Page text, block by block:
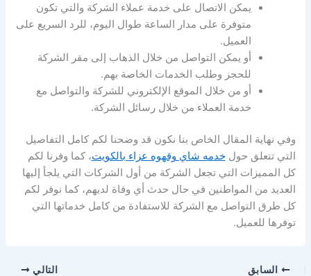
يمكن الاتصال على خدمة عملاء الشركة والتي تكون
متوفرة على مدار الساعة طوال اليوم، للرد السريع على
العميل.
أو يمكن التواصل من خلال الذهاب إلى مقر الشركة
للحجز وطلب الخدمات الخاصة بهم.
أو من خلال الموقع الإلكتروني للشركة والتواصل مع
خدمة العملاء من خلال رسائل الشركة.
وفي نهاية المقال الخاص بنا نكون قد وضحنا لكم كامل التفاصيل
التي تتعلق حولخدمه شاي وقهوه عزاء بالكويت، كما وفرنا لكم
كل المميزات التي تجعل الشركة من أول الشركات التي يلجأ إليها
العديد من المواطنين في حال حدث أي وفاة لديهم، كما نوفر لكم
كل طرق التواصل مع الشركة للاستفادة من كامل خدماتها التي
توفرها للعميل.
السابق التالي